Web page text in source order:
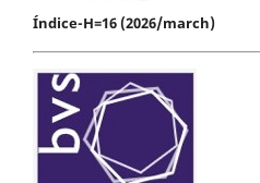
Índice-H=16 (2026/march)